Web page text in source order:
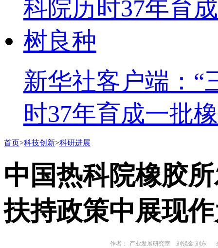
新华社客户端：
时37年育成一批
首页>科技创新>科研进展
中国热科院橡胶
扶持政策中展现
作者： 产业发展研究室 刘锐金 刘东